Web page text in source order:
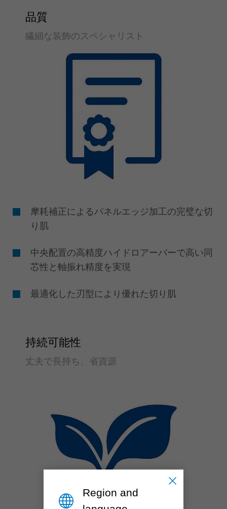
品質
繊細な装飾のスペシャリスト
摩耗補正によるパネルエッジ加工の完璧な切
り肌
中央配置の高精度ハイドロアーバーで高い同
芯性と軸振れ精度を実現
最適化した刃型により優れた切り肌
持続可能性
丈夫で長持ち、省資源
Region and